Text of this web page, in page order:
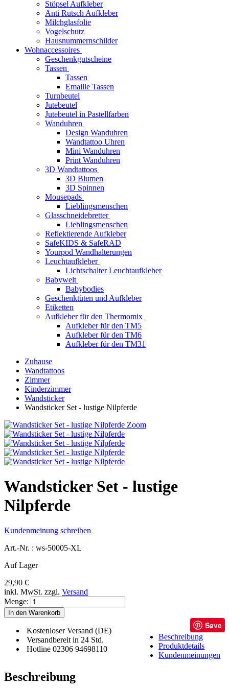
Stöpsel Aufkleber
Anti Rutsch Aufkleber
Milchglasfolie
Vogelschutz
Hausnummernschilder
Wohnaccessoires
Geschenkgutscheine
Tassen
Tassen
Emaille Tassen
Turnbeutel
Jutebeutel
Jutebeutel in Pastellfarben
Wanduhren
Design Wanduhren
Wandtattoo Uhren
Mini Wanduhren
Print Wanduhren
3D Wandtattoos
3D Blumen
3D Spinnen
Mousepads
Lieblingsmenschen
Glasschneidebretter
Lieblingsmenschen
Reflektierende Aufkleber
SafeKIDS & SafeRAD
Yourpod Wandhalterungen
Leuchtaufkleber
Lichtschalter Leuchtaufkleber
Babywelt
Babybodies
Geschenktüten und Aufkleber
Etiketten
Aufkleber für den Thermomix
Aufkleber für den TM5
Aufkleber für den TM6
Aufkleber für den TM31
Zuhause
Wandtattoos
Zimmer
Kinderzimmer
Wandsticker
Wandsticker Set - lustige Nilpferde
Zoom
Wandsticker Set - lustige
Nilpferde
Kundenmeinung schreiben
Art.-Nr. : ws-50005-XL
Auf Lager
29,90 €
inkl. MwSt. zzgl. Versand
Menge:
In den Warenkorb
Kostenloser Versand (DE)
Versandbereit in 24 Std.
Hotline 02306 94698110
Save
Beschreibung
Produktdetails
Kundenmeinungen
Beschreibung